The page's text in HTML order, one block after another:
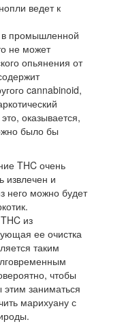
ведет к
в промышленной
не может
опьянения от
cannabinoid,
оказывается,
было бы
THC очень
извлечен и
него можно будет
из
ее очистка
таким
чтобы
заниматься
марихуану с